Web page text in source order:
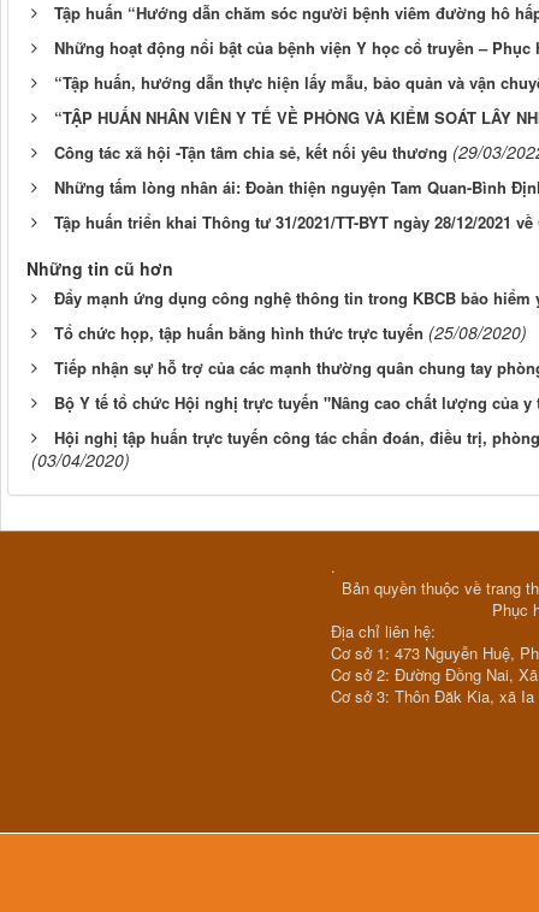
Tập huấn “Hướng dẫn chăm sóc người bệnh viêm đường hô
Những hoạt động nổi bật của bệnh viện Y học cổ truyền –
“Tập huấn, hướng dẫn thực hiện lấy mẫu, bảo quản và vận
“TẬP HUẤN NHÂN VIÊN Y TẾ VỀ PHÒNG VÀ KIỂM SOÁT LÂY
Công tác xã hội -Tận tâm chia sẻ, kết nối yêu thương (29/03/
Những tấm lòng nhân ái: Đoàn thiện nguyện Tam Quan-Bình
Tập huấn triển khai Thông tư 31/2021/TT-BYT ngày 28/12/2021
Những tin cũ hơn
Đẩy mạnh ứng dụng công nghệ thông tin trong KBCB bảo hiểm
Tổ chức họp, tập huấn bằng hình thức trực tuyến (25/08/2020)
Tiếp nhận sự hỗ trợ của các mạnh thường quân chung tay
Bộ Y tế tổ chức Hội nghị trực tuyến "Nâng cao chất lượng của
Hội nghị tập huấn trực tuyến công tác chẩn đoán, điều trị,
(03/04/2020)
.
Bản quyền thuộc về trang
Phục
Địa chỉ liên hệ:
Cơ sở 1: 473 Nguyễn Huệ,
Cơ sở 2: Đường Đồng Nai,
Cơ sở 3: Thôn Đăk Kia, xã Ia